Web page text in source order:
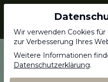
Wir verwenden Cookies
zur Verbesserung Ihres
Weitere Informationen
Datenschutzerklärung.